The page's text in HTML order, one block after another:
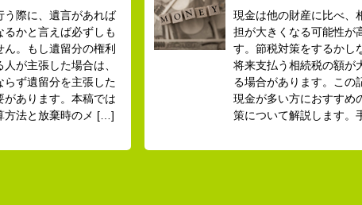
う際に、遺言があれば
るかと言えば必ずしも
ん。もし遺留分の権利
が主張した場合は、
らず遺留分を主張した
があります。本稿では
方法と放棄時のメ […]
現金は他の財産に比べ、
担が大きくなる可能性が
す。節税対策をするかし
将来支払う相続税の額が
る場合があります。この
現金が多い方におすすめ
策について解説します。